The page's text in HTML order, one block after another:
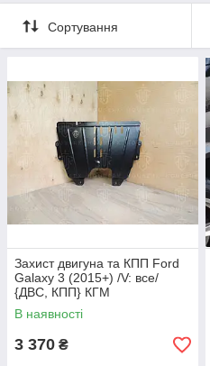
Сортування
Захист двигуна та КПП Ford
Galaxy 3 (2015+) /V: все/
{ДВС, КПП} КГМ
В наявності
3 370 ₴